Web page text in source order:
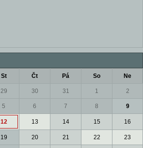
St Čt Pá So Ne
29 30 31 1 2
5 6 7 8 9
12 13 14 15 16
19 20 21 22 23